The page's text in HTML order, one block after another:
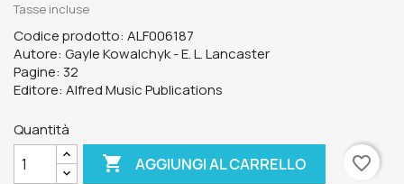
Tasse incluse
Codice prodotto: ALF006187
Autore: Gayle Kowalchyk - E. L. Lancaster
Pagine: 32
Editore: Alfred Music Publications
Quantità
 AGGIUNGI AL CARRELLO
favorite_border